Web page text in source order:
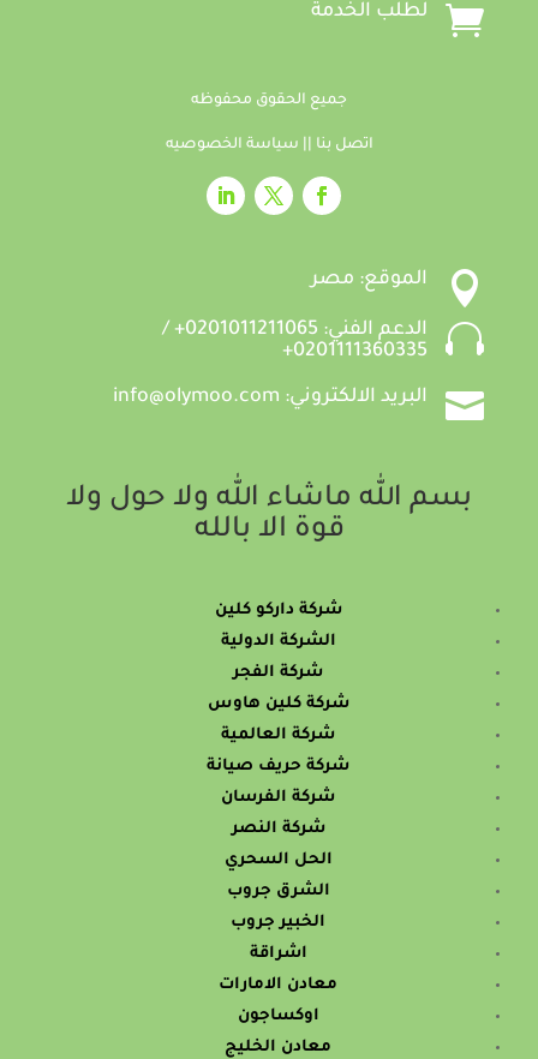
 لطلب الخدمة
جميع الحقوق محفوظه
اتصل بنا سياسة الخصوصيه
 الموقع: مصر

الدعم الفني: 0201011211065+ /
0201111360335+
 البريد الالكتروني: info@olymoo.com
بسم الله ماشاء الله ولا حول ولا
قوة الا بالله
شركة داركو كلين
الشركة الدولية
شركة الفجر
شركة كلين هاوس
شركة العالمية
شركة حريف صيانة
شركة الفرسان
شركة النصر
الحل السحري
الشرق جروب
الخبير جروب
اشراقة
معادن الامارات
اوكساجون
معادن الخليج